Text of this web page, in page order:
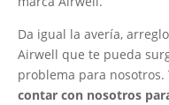
Da igual la avería,
Airwell que te pueda
problema para nosotros.
contar con nosotros